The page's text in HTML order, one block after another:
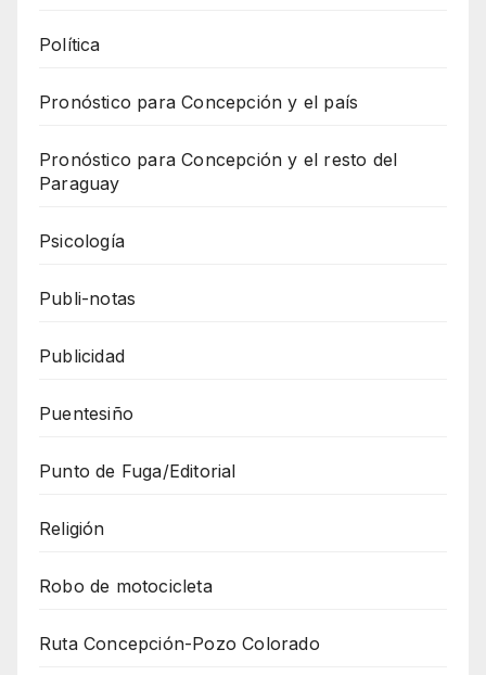
Política
Pronóstico para Concepción y el país
Pronóstico para Concepción y el resto del
Paraguay
Psicología
Publi-notas
Publicidad
Puentesiño
Punto de Fuga/Editorial
Religión
Robo de motocicleta
Ruta Concepción-Pozo Colorado